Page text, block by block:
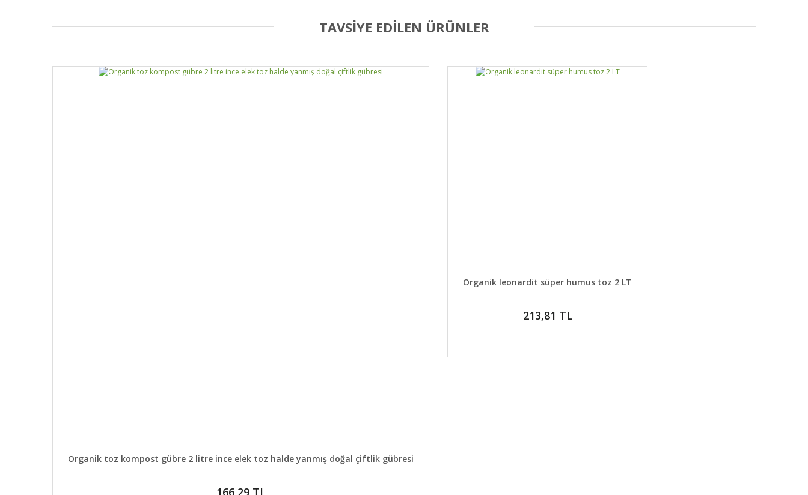
Bu ürüne ilk yorumu siz yapın!
Yorum Yaz
TAVSİYE EDİLEN ÜRÜNLER
DETAYLAR GELİNCE HABER VER
Organik toz kompost gübre 2 litre ince elek toz halde yanmış doğal çiftlik gübresi
166,29 TL
DETAYLAR GELİNCE HABER VER
Organik leonardit süper humus toz 2 LT
213,81 TL